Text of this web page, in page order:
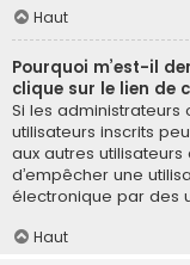
Haut
Pourquoi m’est-il
clique sur le lien de
Si les administrateurs
utilisateurs inscrits
aux autres
d’empêcher une
électronique par des
Haut